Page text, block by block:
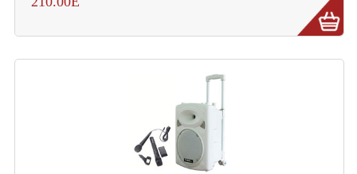
Liquide À Bulles
Liquide À Neige
Liquides À Fumée
Liquides À Mousse
Nos Occasions Et Stock B